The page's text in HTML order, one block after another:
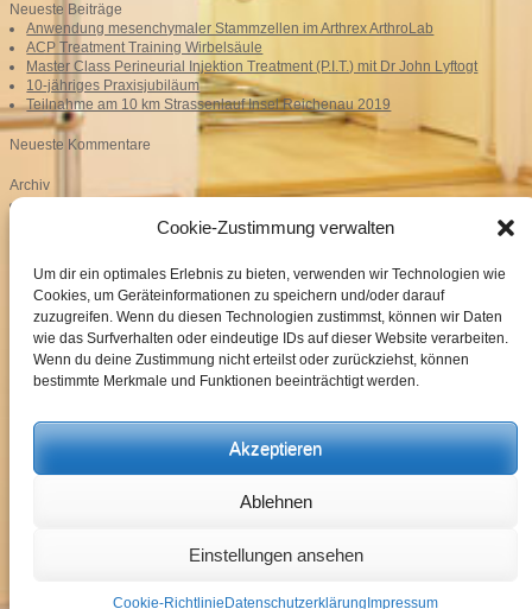
Cookie-Zustimmung verwalten
Um dir ein optimales Erlebnis zu bieten, verwenden wir Technologien wie
Cookies, um Geräteinformationen zu speichern und/oder darauf
zuzugreifen. Wenn du diesen Technologien zustimmst, können wir Daten
wie das Surfverhalten oder eindeutige IDs auf dieser Website verarbeiten.
Wenn du deine Zustimmung nicht erteilst oder zurückziehst, können
bestimmte Merkmale und Funktionen beeinträchtigt werden.
Akzeptieren
Ablehnen
Einstellungen ansehen
Cookie-Richtlinie Datenschutzerklärung Impressum
Neueste Beiträge
Anwendung mesenchymaler Stammzellen im Arthrex ArthroLab
ACP Treatment Training Wirbelsäule
Master Class Perineurial Injektion Treatment (P.I.T.) mit Dr John Lyftogt
10-jähriges Praxisjubiläum
Teilnahme am 10 km Strassenlauf Insel Reichenau 2019
Neueste Kommentare
Archiv
Juni 2019
März 2019
September 2016
Mai 2016
April 2013
Anmelden